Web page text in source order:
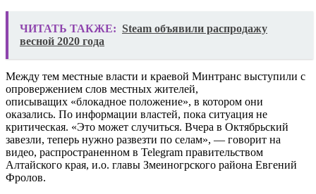
ЧИТАТЬ ТАКЖЕ: Steam объявили распродажу
весной 2020 года
Между тем местные власти и краевой Минтранс выступили с
опровержением слов местных жителей,
описыващих «блокадное положение», в котором они
оказались. По информации властей, пока ситуация не
критическая. «Это может случиться. Вчера в Октябрьский
завезли, теперь нужно развезти по селам», — говорит на
видео, распространенном в Telegram правительством
Алтайского края, и.о. главы Змеиногрского района Евгений
Фролов.